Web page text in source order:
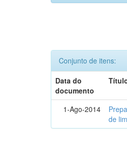
Conjunto de itens:
Data do
documento
1-Ago-2014
de